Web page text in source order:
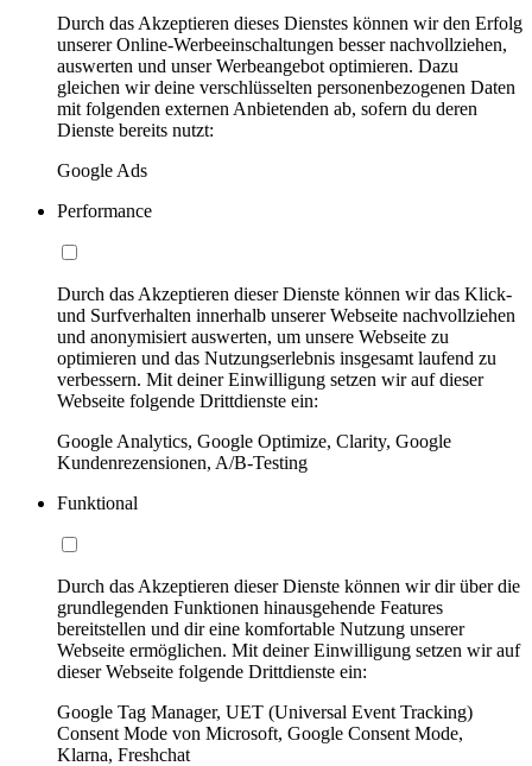
Durch das Akzeptieren dieses Dienstes können wir den Erfolg
unserer Online-Werbeeinschaltungen besser nachvollziehen,
auswerten und unser Werbeangebot optimieren. Dazu
gleichen wir deine verschlüsselten personenbezogenen Daten
mit folgenden externen Anbietenden ab, sofern du deren
Dienste bereits nutzt:
Google Ads
Performance
Durch das Akzeptieren dieser Dienste können wir das Klick-
und Surfverhalten innerhalb unserer Webseite nachvollziehen
und anonymisiert auswerten, um unsere Webseite zu
optimieren und das Nutzungserlebnis insgesamt laufend zu
verbessern. Mit deiner Einwilligung setzen wir auf dieser
Webseite folgende Drittdienste ein:
Google Analytics, Google Optimize, Clarity, Google
Kundenrezensionen, A/B-Testing
Funktional
Durch das Akzeptieren dieser Dienste können wir dir über die
grundlegenden Funktionen hinausgehende Features
bereitstellen und dir eine komfortable Nutzung unserer
Webseite ermöglichen. Mit deiner Einwilligung setzen wir auf
dieser Webseite folgende Drittdienste ein:
Google Tag Manager, UET (Universal Event Tracking)
Consent Mode von Microsoft, Google Consent Mode,
Klarna, Freshchat